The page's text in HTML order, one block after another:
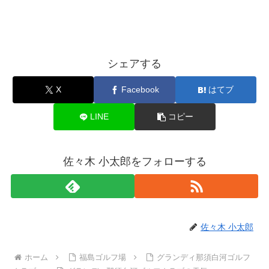
シェアする
X Facebook はてブ
LINE コピー
佐々木 小太郎をフォローする
佐々木 小太郎
ホーム 福島ゴルフ場
グランディ那須白河ゴルフ